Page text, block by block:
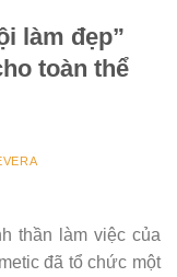
làm đẹp”
toàn thể
thần làm việc của
đã tổ chức một